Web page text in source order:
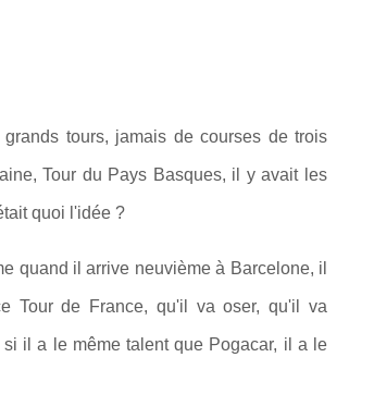
tours, jamais de courses de trois
Tour du Pays Basques, il y avait les
quoi l'idée ?
quand il arrive neuvième à Barcelone, il
Tour de France, qu'il va oser, qu'il va
il a le même talent que Pogacar, il a le